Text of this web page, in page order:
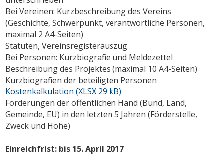
Bei Vereinen: Kurzbeschreibung des Vereins
(Geschichte, Schwerpunkt, verantwortliche Personen,
maximal 2 A4-Seiten)
Statuten, Vereinsregisterauszug
Bei Personen: Kurzbiografie und Meldezettel
Beschreibung des Projektes (maximal 10 A4-Seiten)
Kurzbiografien der beteiligten Personen
Kostenkalkulation (XLSX 29 kB)
Förderungen der öffentlichen Hand (Bund, Land,
Gemeinde, EU) in den letzten 5 Jahren (Förderstelle,
Zweck und Höhe)
Einreichfrist: bis 15. April 2017